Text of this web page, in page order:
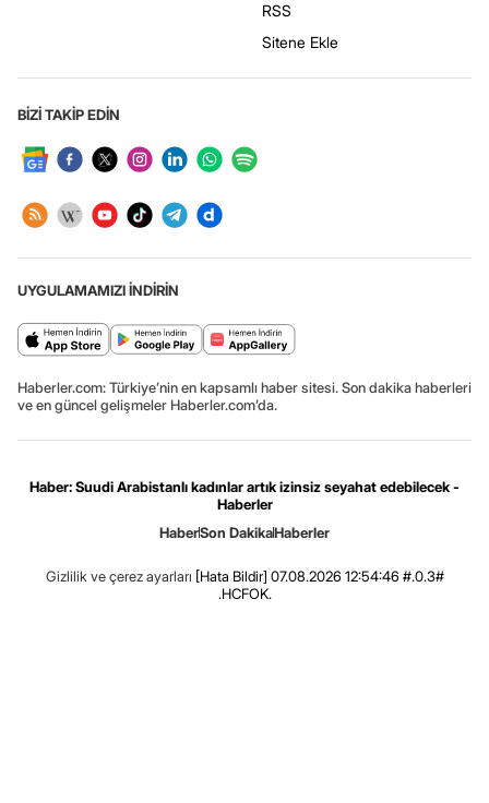
RSS
Sitene Ekle
BİZİ TAKİP EDİN
UYGULAMAMIZI İNDİRİN
Haberler.com: Türkiye’nin en kapsamlı haber sitesi. Son dakika haberleri
ve en güncel gelişmeler Haberler.com’da.
Haber: Suudi Arabistanlı kadınlar artık izinsiz seyahat edebilecek -
Haberler
HaberSon DakikaHaberler
Gizlilik ve çerez ayarları [Hata Bildir] 07.08.2026 12:54:46 #.0.3#
.HCFOK.